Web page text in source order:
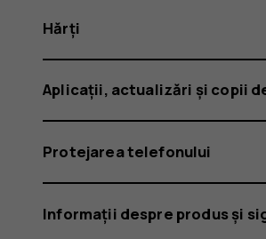
Hărți
Aplicații, actualizări și copii
Protejarea telefonului
Informații despre produs și